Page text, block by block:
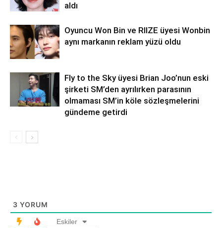
aldı
Oyuncu Won Bin ve RIIZE üyesi Wonbin
aynı markanın reklam yüzü oldu
Fly to the Sky üyesi Brian Joo’nun eski
şirketi SM’den ayrılırken parasının
olmaması SM’in köle sözleşmelerini
gündeme getirdi
3 YORUM
Eskiler